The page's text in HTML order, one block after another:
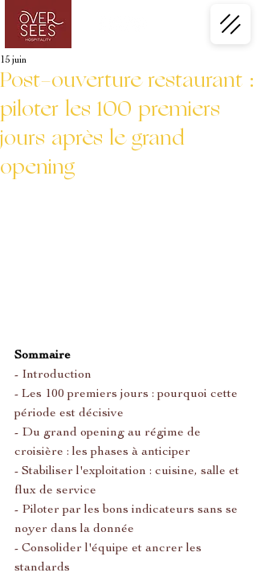
Post-ouverture restaurant :
piloter les 100 premiers
jours après le grand
opening
15 juin
Sommaire
- Introduction
- Les 100 premiers jours : pourquoi cette
période est décisive
- Du grand opening au régime de
croisière : les phases à anticiper
- Stabiliser l'exploitation : cuisine, salle et
flux de service
- Piloter par les bons indicateurs sans se
noyer dans la donnée
- Consolider l'équipe et ancrer les
standards